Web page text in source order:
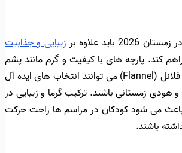
باید علاوه بر
زیبایی و جذابیت
کند. پارچه های با کیفیت و گرم مانند پشم
نرم مخمل (Velvet) و فلانل (Flannel) می توانند انتخاب های ایده آل
هودی زمستانی باشند. ترکیب گرما و زیبایی در
می شود کودکان در مراسم ها راحت حرکت
باشند.